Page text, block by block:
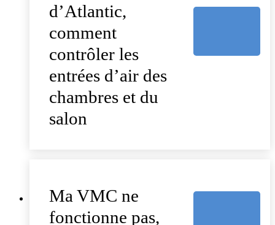
d’Atlantic,
comment
contrôler les
entrées d’air des
chambres et du
salon
Ma VMC ne
fonctionne pas,